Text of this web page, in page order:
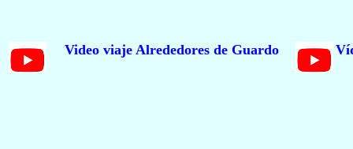
Video viaje Alrededores de Guardo